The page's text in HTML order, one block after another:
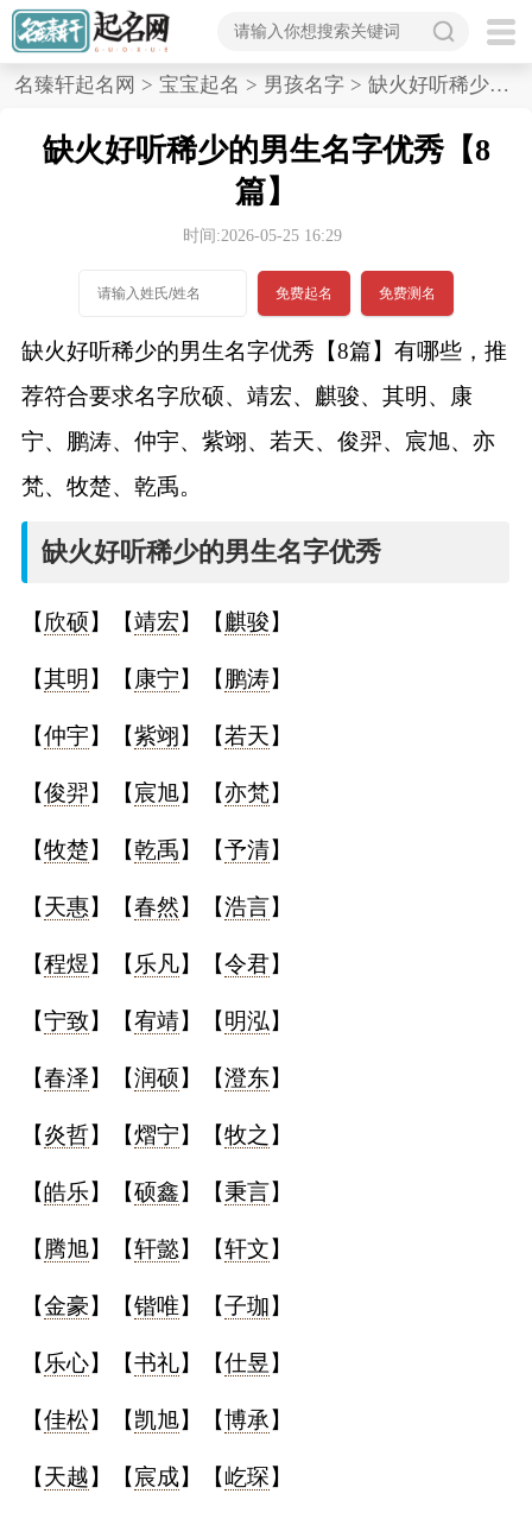
首
名
女孩名字
字
打
分
男孩名字打分
女孩名字打分
蛇年起名
龙年起名
兔年起名
虎年起名
取
名
名臻轩起名网 > 宝宝起名 > 男孩名字 > 缺火好听稀少的男生名字优秀,8篇
缺火好听稀少的男生名字优秀【8
篇】
时间:2026-05-25 16:29
免费起名 免费测名
缺火好听稀少的男生名字优秀【8篇】有哪些，推
荐符合要求名字欣硕、靖宏、麒骏、其明、康
宁、鹏涛、仲宇、紫翊、若天、俊羿、宸旭、亦
梵、牧楚、乾禹。
缺火好听稀少的男生名字优秀
【欣硕 】【靖宏】【麒骏】
【其明 】【 康宁】【鹏涛】
【仲宇】【紫翊】【若天】
【俊羿】【宸旭】【亦梵】
【牧楚】【乾禹】【予清】
【天惠】【春然】【浩言】
【程煜】【 乐凡】【令君】
【宁致】【宥靖】【明泓】
【春泽】【润硕 】【澄东】
【炎哲】【熠宁】【牧之 】
【皓乐】【硕鑫】【秉言】
【 腾旭】【轩懿】【轩文】
【金豪】【锴唯】【子珈】
【 乐心】【书礼】【仕昱】
【佳松】【凯旭】【博承】
【天越】【宸成】【屹琛】